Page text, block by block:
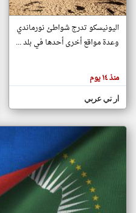
هنا عن
وجهة
كاتبيها.
اليونيسكو تدرج شواطئ نورماندي
وعدة مواقع أخرى أحدها في بلد ...
منذ ١٤ يوم
ار تي عربي